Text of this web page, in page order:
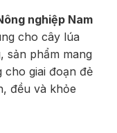
nghiệp Nam
cho cây lúa
sản phẩm mang
cho giai đoạn đẻ
đều và khỏe